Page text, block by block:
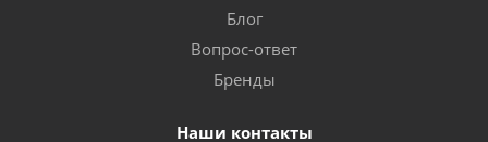
Блог
Вопрос-ответ
Бренды
Наши контакты